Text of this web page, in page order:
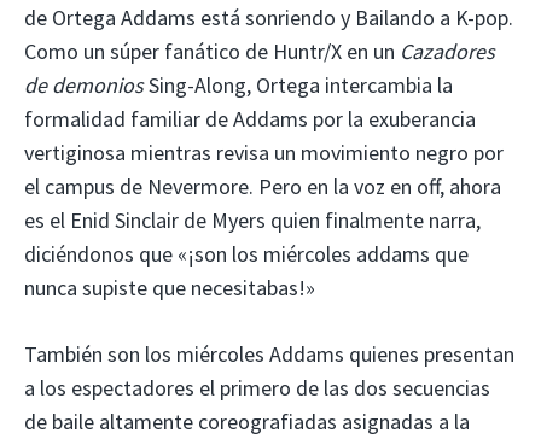
de Ortega Addams está sonriendo y Bailando a K-pop.
Como un súper fanático de Huntr/X en un Cazadores
de demoniosSing-Along, Ortega intercambia la
formalidad familiar de Addams por la exuberancia
vertiginosa mientras revisa un movimiento negro por
el campus de Nevermore. Pero en la voz en off, ahora
es el Enid Sinclair de Myers quien finalmente narra,
diciéndonos que «¡son los miércoles addams que
nunca supiste que necesitabas!»
También son los miércoles Addams quienes presentan
a los espectadores el primero de las dos secuencias
de baile altamente coreografiadas asignadas a la